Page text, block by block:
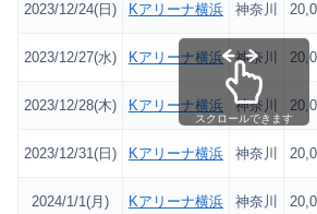
2023/12/24(日) Kアリーナ横浜 神奈川
2023/12/27(水) Kアリーナ横浜 神奈川
2023/12/28(木) Kアリーナ横浜 神奈川
2023/12/31(日) Kアリーナ横浜 神奈川
2024/1/1(月) Kアリーナ横浜 神奈川
スクロールできます